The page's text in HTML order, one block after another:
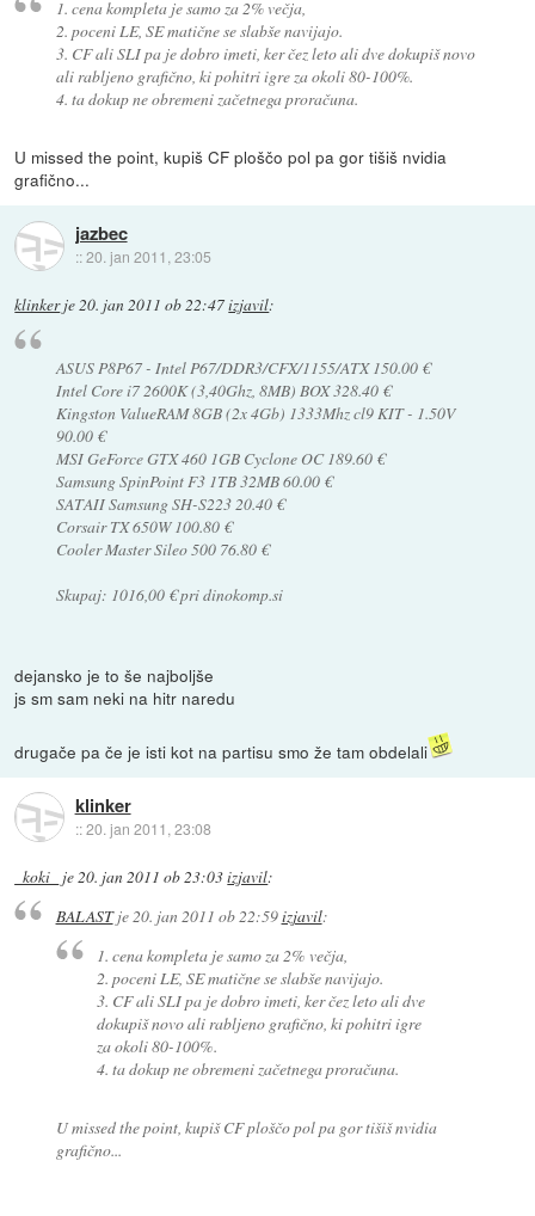
1. cena kompleta je samo za 2% večja,
2. poceni LE, SE matične se slabše navijajo.
3. CF ali SLI pa je dobro imeti, ker čez leto ali dve dokupiš novo
ali rabljeno grafično, ki pohitri igre za okoli 80-100%.
4. ta dokup ne obremeni začetnega proračuna.
U missed the point, kupiš CF ploščo pol pa gor tišiš nvidia
grafično...
jazbec
::20. jan 2011, 23:05
klinkerje20. jan 2011 ob 22:47izjavil:
ASUS P8P67 - Intel P67/DDR3/CFX/1155/ATX 150.00 €
Intel Core i7 2600K (3,40Ghz, 8MB) BOX 328.40 €
Kingston ValueRAM 8GB (2x 4Gb) 1333Mhz cl9 KIT - 1.50V
90.00 €
MSI GeForce GTX 460 1GB Cyclone OC 189.60 €
Samsung SpinPoint F3 1TB 32MB 60.00 €
SATAII Samsung SH-S223 20.40 €
Corsair TX 650W 100.80 €
Cooler Master Sileo 500 76.80 €
Skupaj: 1016,00 € pri dinokomp.si
dejansko je to še najboljše
js sm sam neki na hitr naredu
drugače pa če je isti kot na partisu smo že tam obdelali
klinker
::20. jan 2011, 23:08
_koki_ je 20. jan 2011 ob 23:03izjavil:
BALASTje20. jan 2011 ob 22:59izjavil:
1. cena kompleta je samo za 2% večja,
2. poceni LE, SE matične se slabše navijajo.
3. CF ali SLI pa je dobro imeti, ker čez leto ali dve
dokupiš novo ali rabljeno grafično, ki pohitri igre
za okoli 80-100%.
4. ta dokup ne obremeni začetnega proračuna.
U missed the point, kupiš CF ploščo pol pa gor tišiš nvidia
grafično...